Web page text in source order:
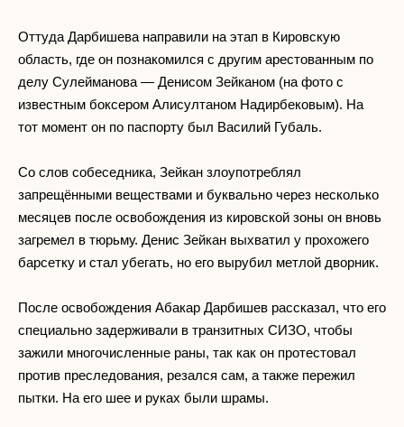
Оттуда Дарбишева направили на этап в Кировскую
область, где он познакомился с другим арестованным по
делу Сулейманова — Денисом Зейканом (на фото с
известным боксером Алисултаном Надирбековым). На
тот момент он по паспорту был Василий Губаль.
Со слов собеседника, Зейкан злоупотреблял
запрещёнными веществами и буквально через несколько
месяцев после освобождения из кировской зоны он вновь
загремел в тюрьму. Денис Зейкан выхватил у прохожего
барсетку и стал убегать, но его вырубил метлой дворник.
После освобождения Абакар Дарбишев рассказал, что его
специально задерживали в транзитных СИЗО, чтобы
зажили многочисленные раны, так как он протестовал
против преследования, резался сам, а также пережил
пытки. На его шее и руках были шрамы.